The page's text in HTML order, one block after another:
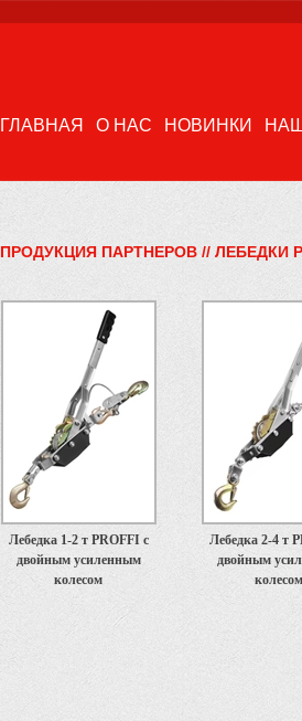
ГЛАВНАЯ О НАС НОВИНКИ
ПРОДУКЦИЯ ПАРТНЕРОВ // ЛЕБЕДКИ
Лебедка 1-2 т PROFFI с
двойным усиленным
колесом
Лебедка 2-4 т
двойным
колесом